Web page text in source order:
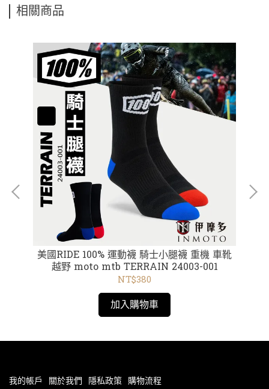
相關商品
美國RIDE 100% 運動襪 騎士小腿襪 重機 車靴
越野 moto mtb TERRAIN 24003-001
NT$380
加入購物車
我的帳戶 關於我們 隱私政策 購物流程